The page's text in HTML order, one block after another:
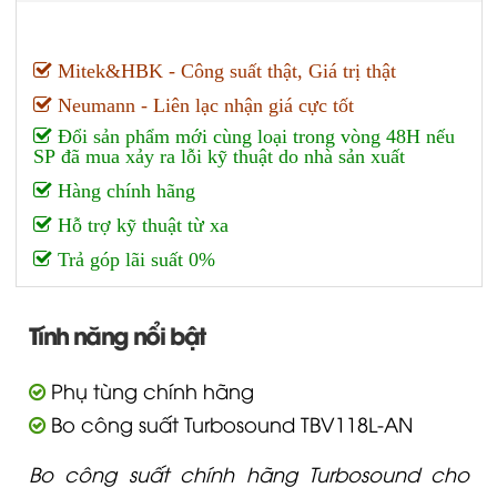
Mitek&HBK - Công suất thật, Giá trị thật
Neumann - Liên lạc nhận giá cực tốt
Đổi sản phẩm mới cùng loại trong vòng 48H nếu
SP đã mua xảy ra lỗi kỹ thuật do nhà sản xuất
Hàng chính hãng
Hỗ trợ kỹ thuật từ xa
Trả góp lãi suất 0%
Tính năng nổi bật
Phụ tùng chính hãng
Bo công suất Turbosound TBV118L-AN
Bo công suất chính hãng Turbosound cho